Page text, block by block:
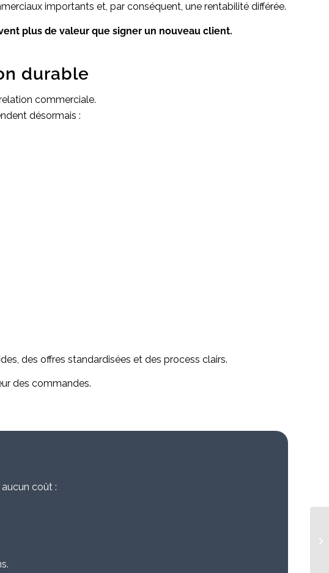
importants et, par conséquent, une rentabilité différée.
plus de valeur que signer un nouveau client.
durable
commerciale.
désormais :
des offres standardisées et des process clairs.
des commandes.
coût :